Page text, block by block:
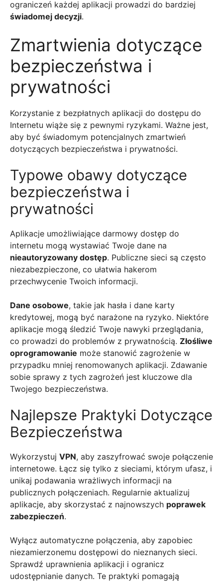
ograniczeń każdej aplikacji prowadzi do bardziej
świadomej decyzji.
Zmartwienia dotyczące
bezpieczeństwa i
prywatności
Korzystanie z bezpłatnych aplikacji do dostępu do
Internetu wiąże się z pewnymi ryzykami. Ważne jest,
aby być świadomym potencjalnych zmartwień
dotyczących bezpieczeństwa i prywatności.
Typowe obawy dotyczące
bezpieczeństwa i
prywatności
Aplikacje umożliwiające darmowy dostęp do
internetu mogą wystawiać Twoje dane na
nieautoryzowany dostęp. Publiczne sieci są często
niezabezpieczone, co ułatwia hakerom
przechwycenie Twoich informacji.
Dane osobowe, takie jak hasła i dane karty
kredytowej, mogą być narażone na ryzyko. Niektóre
aplikacje mogą śledzić Twoje nawyki przeglądania,
co prowadzi do problemów z prywatnością. Złośliwe
oprogramowanie może stanowić zagrożenie w
przypadku mniej renomowanych aplikacji. Zdawanie
sobie sprawy z tych zagrożeń jest kluczowe dla
Twojego bezpieczeństwa.
Najlepsze Praktyki Dotyczące
Bezpieczeństwa
Wykorzystuj VPN, aby zaszyfrować swoje połączenie
internetowe. Łącz się tylko z sieciami, którym ufasz, i
unikaj podawania wrażliwych informacji na
publicznych połączeniach. Regularnie aktualizuj
aplikacje, aby skorzystać z najnowszych poprawek
zabezpieczeń.
Wyłącz automatyczne połączenia, aby zapobiec
niezamierzonemu dostępowi do nieznanych sieci.
Sprawdź uprawnienia aplikacji i ogranicz
udostępnianie danych. Te praktyki pomagają